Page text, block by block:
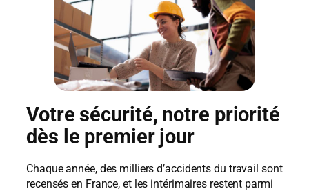
Votre sécurité, notre priorité
dès le premier jour
Chaque année, des milliers d’accidents du travail sont
recensés en France, et les intérimaires restent parmi